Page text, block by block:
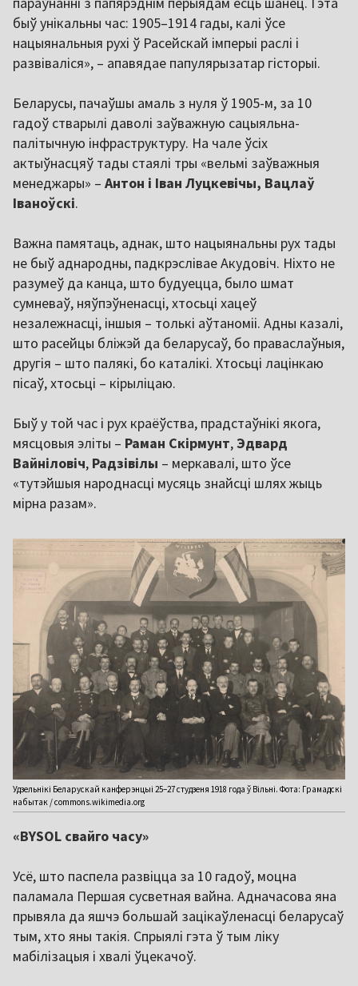
быў унікальны час: 1905–1914 гады, калі ўсе
нацыянальныя рухі ў Расейскай імперыі раслі і
развіваліся», – апавядае папулярызатар гісторыі.
Беларусы, пачаўшы амаль з нуля ў 1905-м, за 10
гадоў стварылі даволі заўважную сацыяльна-
палітычную інфраструктуру. На чале ўсіх
актыўнасцяў тады стаялі тры «вельмі заўважныя
менеджары» – Антон і Іван Луцкевічы, Вацлаў
Іваноўскі.
Важна памятаць, аднак, што нацыянальны рух тады
не быў аднародны, падкрэслівае Акудовіч. Ніхто не
разумеў да канца, што будуецца, было шмат
сумневаў, няўпэўненасці, хтосьці хацеў
незалежнасці, іншыя – толькі аўтаноміі. Адны казалі,
што расейцы бліжэй да беларусаў, бо праваслаўныя,
другія – што палякі, бо каталікі. Хтосьці лацінкаю
пісаў, хтосьці – кірыліцаю.
Быў у той час і рух краёўства, прадстаўнікі якога,
мясцовыя эліты – Раман Скірмунт,Эдвард
Вайніловіч, Радзівілы – меркавалі, што ўсе
«тутэйшыя народнасці мусяць знайсці шлях жыць
мірна разам».
Удзельнікі Беларускай канферэнцыі 25–27 студзеня 1918 года ў Вільні. Фота: Грамадскі
набытак / commons.wikimedia.org
«BYSOL свайго часу»
Усё, што паспела развіцца за 10 гадоў, моцна
паламала Першая сусветная вайна. Адначасова яна
прывяла да яшчэ большай зацікаўленасці беларусаў
тым, хто яны такія. Спрыялі гэта ў тым ліку
мабілізацыя і хвалі ўцекачоў.